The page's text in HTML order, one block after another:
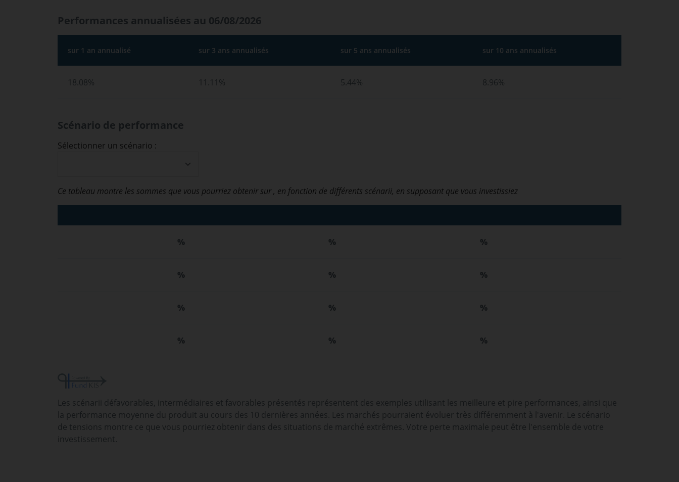
Performances annualisées au 06/08/2026
sur 1 an annualisé sur 3 ans annualisés sur 5 ans annualisés sur 10 ans annualisés
18.08% 11.11% 5.44% 8.96%
Scénario de performance
Sélectionner un scénario :
Ce tableau montre les sommes que vous pourriez obtenir sur, en fonction de différents scénarii, en supposant que vous investissiez
% % %
% % %
% % %
% % %
Les scénarii défavorables, intermédiaires et favorables présentés représentent des exemples utilisant les meilleure et pire performances, ainsi que
la performance moyenne du produit au cours des 10 dernières années. Les marchés pourraient évoluer très différemment à l'avenir. Le scénario
de tensions montre ce que vous pourriez obtenir dans des situations de marché extrêmes. Votre perte maximale peut être l'ensemble de votre
investissement.